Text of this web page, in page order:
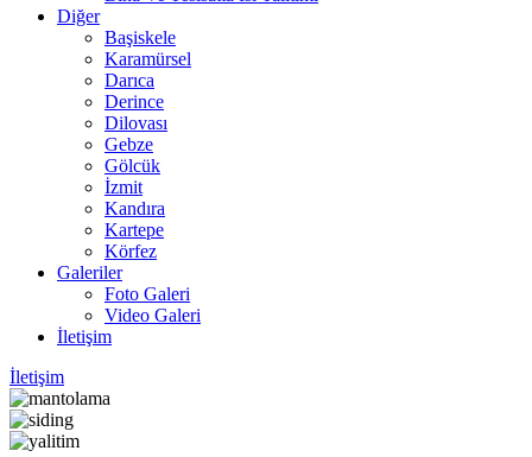
Diğer
Başiskele
Karamürsel
Darıca
Derince
Dilovası
Gebze
Gölcük
İzmit
Kandıra
Kartepe
Körfez
Galeriler
Foto Galeri
Video Galeri
İletişim
İletişim